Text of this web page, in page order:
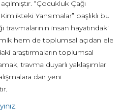
“Çocukluk Çağı
Yansımalar” başlıklı bu
insan hayatındaki
hem de toplumsal açıdan ele
araştırmaların toplumsal
travma duyarlı yaklaşımlar
dair yeni
.